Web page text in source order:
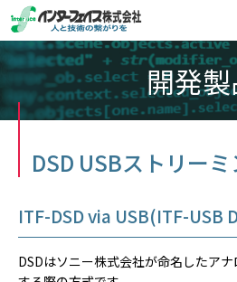
開発
DSD USBストリー
ITF-DSD via USB(ITF-USB
DSDはソニー株式会社が命名したア